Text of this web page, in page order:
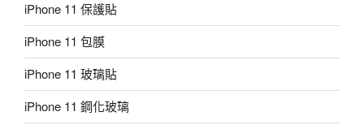
iPhone 11 保護貼
iPhone 11 包膜
iPhone 11 玻璃貼
iPhone 11 鋼化玻璃